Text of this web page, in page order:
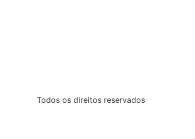
Todos os direitos reservados